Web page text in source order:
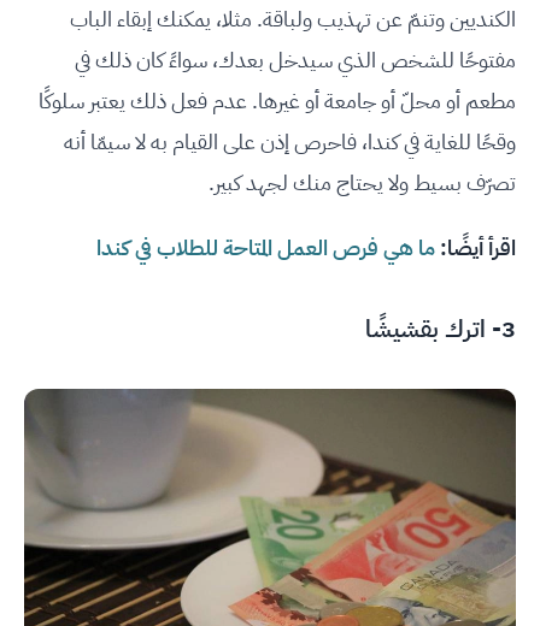
الكنديين وتنمّ عن تهذيب ولباقة. مثلا، يمكنك إبقاء الباب
مفتوحًا للشخص الذي سيدخل بعدك، سواءً كان ذلك في
مطعم أو محلّ أو جامعة أو غيرها. عدم فعل ذلك يعتبر سلوكًا
وقحًا للغاية في كندا، فاحرص إذن على القيام به لا سيمّا أنه
تصرّف بسيط ولا يحتاج منك لجهد كبير.
اقرأ أيضًا:ما هي فرص العمل المتاحة للطلاب في كندا
3- اترك بقشيشًا